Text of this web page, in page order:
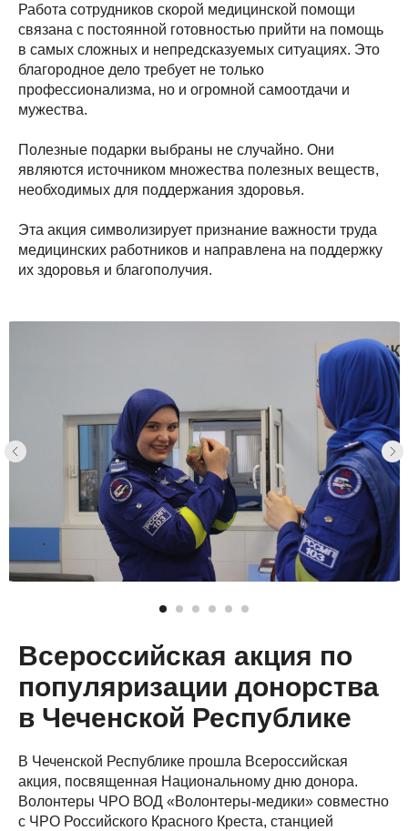
Работа сотрудников скорой медицинской помощи
связана с постоянной готовностью прийти на помощь
в самых сложных и непредсказуемых ситуациях. Это
благородное дело требует не только
профессионализма, но и огромной самоотдачи и
мужества.
Полезные подарки выбраны не случайно. Они
являются источником множества полезных веществ,
необходимых для поддержания здоровья.
Эта акция символизирует признание важности труда
медицинских работников и направлена на поддержку
их здоровья и благополучия.
Всероссийская акция по
популяризации донорства
в Чеченской Республике
В Чеченской Республике прошла Всероссийская
акция, посвященная Национальному дню донора.
Волонтеры ЧРО ВОД «Волонтеры-медики» совместно
с ЧРО Российского Красного Креста, станцией